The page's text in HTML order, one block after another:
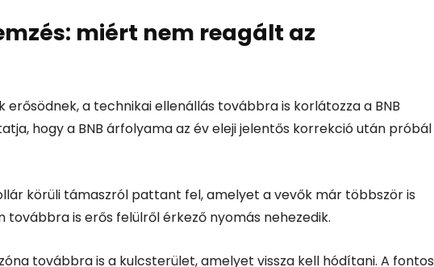
miért nem reagált az
a technikai ellenállás továbbra is korlátozza a BNB
hogy a BNB árfolyama az év eleji jelentős korrekció után próbál
körüli támaszról pattant fel, amelyet a vevők már többször is
továbbra is erős felülről érkező nyomás nehezedik.
továbbra is a kulcsterület, amelyet vissza kell hódítani. A fontos